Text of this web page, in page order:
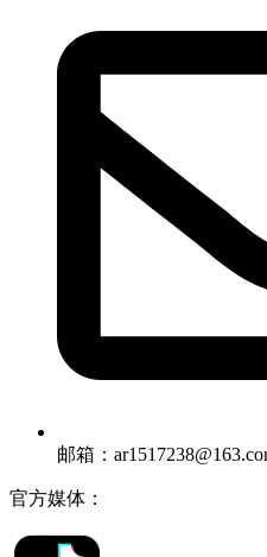
邮箱：
官方媒体：